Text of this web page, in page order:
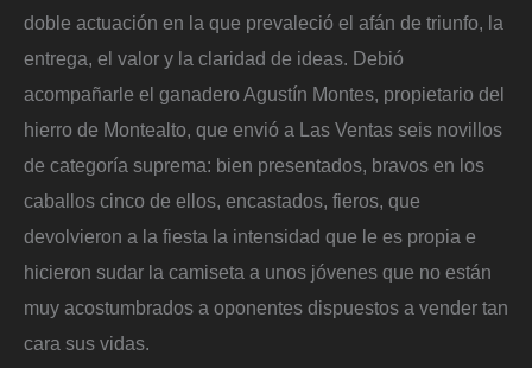
doble actuación en la que prevaleció el afán de triunfo, la
entrega, el valor y la claridad de ideas. Debió
acompañarle el ganadero Agustín Montes, propietario del
hierro de Montealto, que envió a Las Ventas seis novillos
de categoría suprema: bien presentados, bravos en los
caballos cinco de ellos, encastados, fieros, que
devolvieron a la fiesta la intensidad que le es propia e
hicieron sudar la camiseta a unos jóvenes que no están
muy acostumbrados a oponentes dispuestos a vender tan
cara sus vidas.